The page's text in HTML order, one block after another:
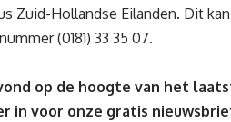
Zuid-Hollandse Eilanden. Dit
(0181) 33 35 07.
op de hoogte van het
in voor onze gratis